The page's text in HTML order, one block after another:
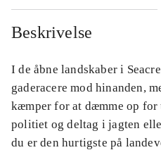
Beskrivelse
I de åbne landskaber i
gaderacere mod hinanden,
kæmper for at dæmme op
politiet og deltag i jagten
du er den hurtigste på